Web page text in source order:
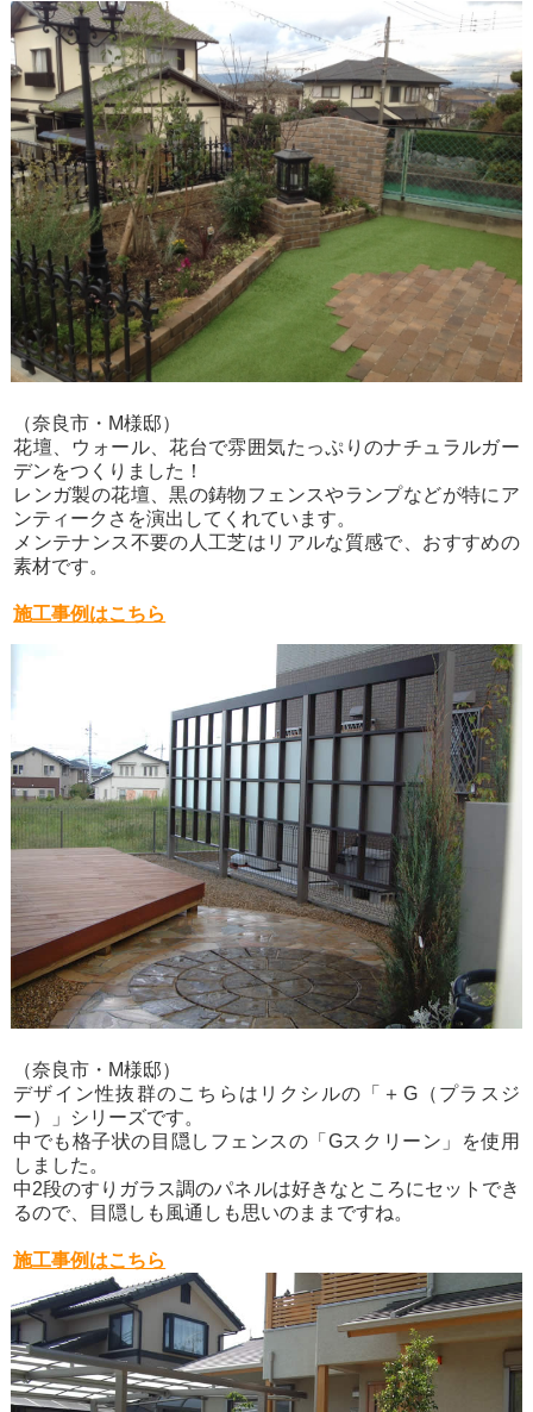
（奈良市・M様邸）
花壇、ウォール、花台で雰囲気たっぷりのナチュラルガー
デンをつくりました！
レンガ製の花壇、黒の鋳物フェンスやランプなどが特にア
ンティークさを演出してくれています。
メンテナンス不要の人工芝はリアルな質感で、おすすめの
素材です。
施工事例はこちら
（奈良市・M様邸）
デザイン性抜群のこちらはリクシルの「＋G（プラスジ
ー）」シリーズです。
中でも格子状の目隠しフェンスの「Gスクリーン」を使用
しました。
中2段のすりガラス調のパネルは好きなところにセットでき
るので、目隠しも風通しも思いのままですね。
施工事例はこちら